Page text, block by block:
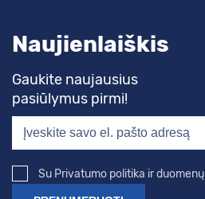
Naujienlaiškis
Gaukite naujausius
pasiūlymus pirmi!
Su Privatumo politika ir duomenų